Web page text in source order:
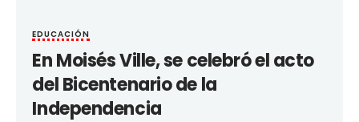
EDUCACIÓN
En Moisés Ville, se celebró el acto
del Bicentenario de la
Independencia